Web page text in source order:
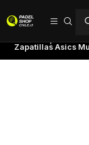
Zapatillas Asics